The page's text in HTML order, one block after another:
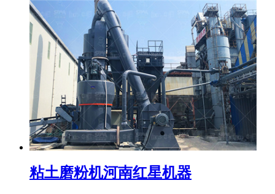
粘土磨粉机河南红星机器